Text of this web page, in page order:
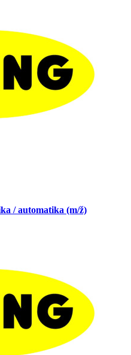
/ automatika (m/ž)